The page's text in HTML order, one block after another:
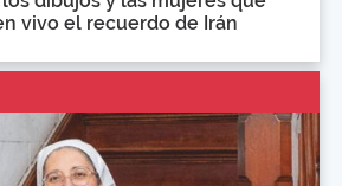
vivo el recuerdo de Irán